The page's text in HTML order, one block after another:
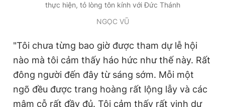
thực hiện, tỏ lòng tôn kính với Đức Thánh
NGỌC VŨ
"Tôi chưa từng bao giờ được tham dự lễ hội
nào mà tôi cảm thấy háo hức như thế này. Rất
đông người đến đây từ sáng sớm. Mỗi một
ngõ đều được trang hoàng rất lộng lẫy và các
mâm cỗ rất đầy đủ. Tôi cảm thấy rất vinh dự